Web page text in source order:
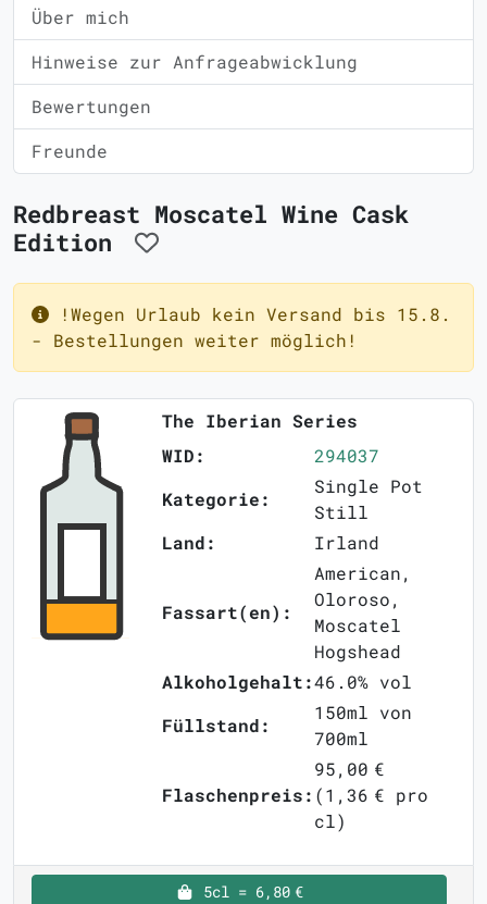
Über mich
Hinweise zur Anfrageabwicklung
Bewertungen
Freunde
Redbreast Moscatel Wine Cask
Edition
!Wegen Urlaub kein Versand bis 15.8.
- Bestellungen weiter möglich!
The Iberian Series
WID:
294037
Kategorie:
Single Pot
Still
Land:
Irland
Fassart(en):
American,
Oloroso,
Moscatel
Hogshead
Alkoholgehalt:46.0% vol
Füllstand:
150ml von
700ml
Flaschenpreis:
95,00 €
(1,36 € pro
cl)
5cl = 6,80 €